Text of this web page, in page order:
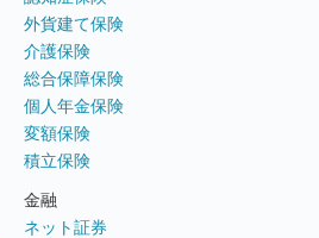
外貨建て保険
介護保険
総合保障保険
個人年金保険
変額保険
積立保険
金融
ネット証券